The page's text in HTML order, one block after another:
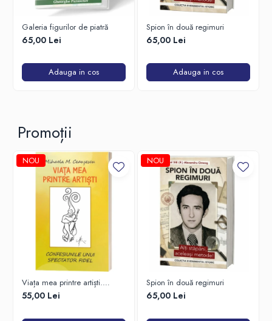
Galeria figurilor de piatră
65,00 Lei
Adauga in cos
Spion în două regimuri
65,00 Lei
Adauga in cos
Promoții
NOU
Viața mea printre artiști.
Confesiunile unui spectator
fidel
55,00 Lei
NOU
Spion în două regimuri
65,00 Lei